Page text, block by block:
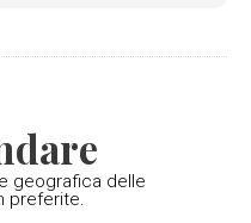
geografica delle
preferite.